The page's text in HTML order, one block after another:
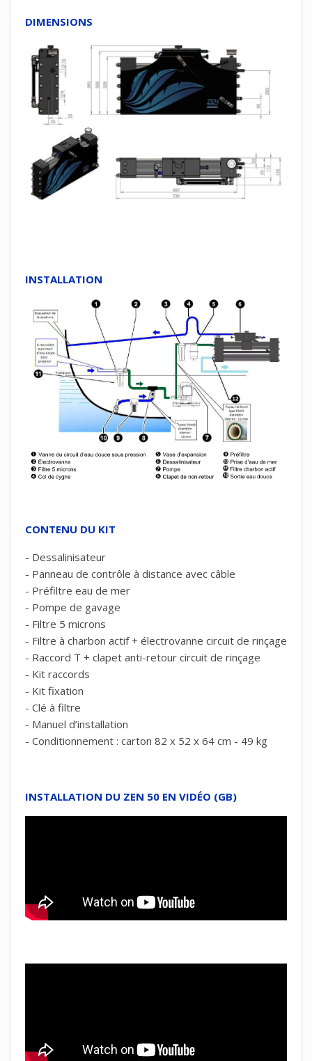
DIMENSIONS
INSTALLATION
CONTENU DU KIT
- Dessalinisateur
- Panneau de contrôle à distance avec câble
- Préfiltre eau de mer
- Pompe de gavage
- Filtre 5 microns
- Filtre à charbon actif + électrovanne circuit de rinçage
- Raccord T + clapet anti-retour circuit de rinçage
- Kit raccords
- Kit fixation
- Clé à filtre
- Manuel d’installation
- Conditionnement : carton 82 x 52 x 64 cm - 49 kg
INSTALLATION DU ZEN 50 EN VIDÉO (GB)